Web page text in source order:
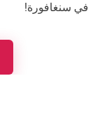
في سنغافورة!